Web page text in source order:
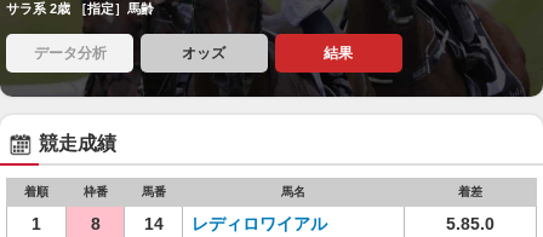
サラ系 2歳 ［指定］馬齢
データ分析 オッズ 結果
競走成績
着順 枠番 馬番 馬名 着差
1 8 14 レディロワイアル
5.85.0